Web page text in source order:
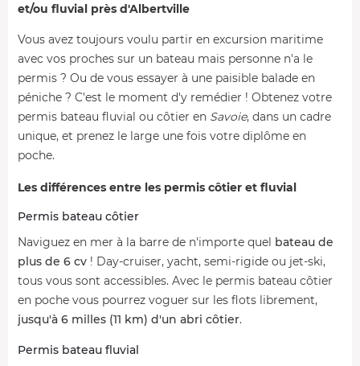
et/ou fluvial près d'Albertville
Vous avez toujours voulu partir en excursion maritime
avec vos proches sur un bateau mais personne n'a le
permis ? Ou de vous essayer à une paisible balade en
péniche ? C'est le moment d'y remédier ! Obtenez votre
permis bateau fluvial ou côtier en Savoie, dans un cadre
unique, et prenez le large une fois votre diplôme en
poche.
Les différences entre les permis côtier et fluvial
Permis bateau côtier
Naviguez en mer à la barre de n'importe quel bateau de
plus de 6 cv ! Day-cruiser, yacht, semi-rigide ou jet-ski,
tous vous sont accessibles. Avec le permis bateau côtier
en poche vous pourrez voguer sur les flots librement,
jusqu'à 6 milles (11 km) d'un abri côtier.
Permis bateau fluvial